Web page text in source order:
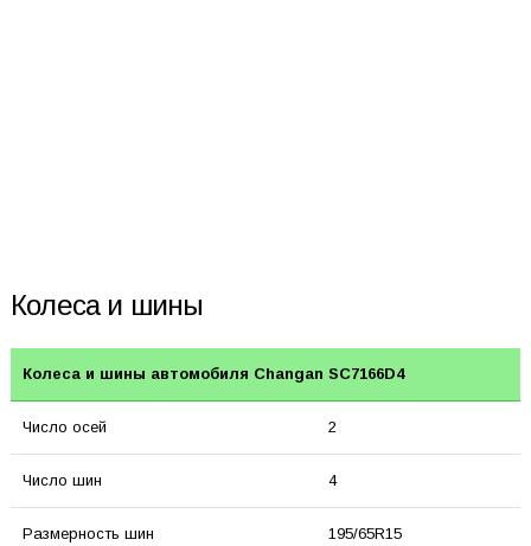
Колеса и шины
Колеса и шины автомобиля Changan SC7166D4
Число осей 2
Число шин 4
Размерность шин 195/65R15